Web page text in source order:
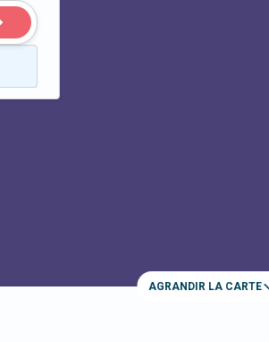
AGRANDIR LA CARTE